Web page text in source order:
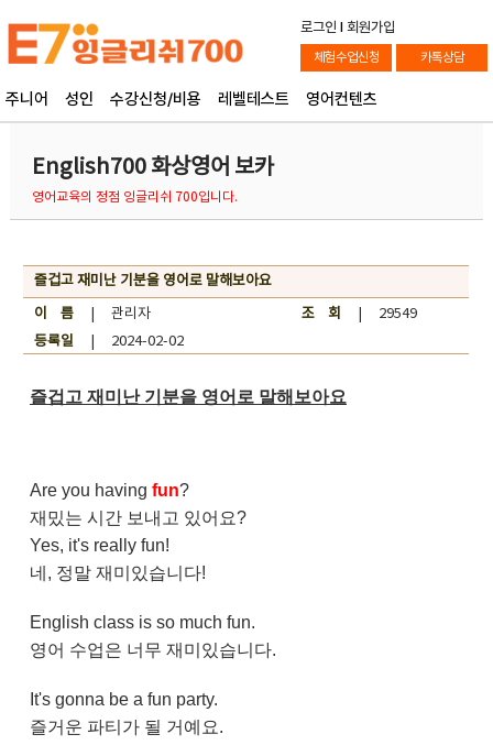
로그인 l 회원가입
체험수업신청 카톡상담
주니어 성인 수강신청/비용 레벨테스트 영어컨텐츠
English700 화상영어 보카
영어교육의 정점 잉글리쉬 700입니다.
즐겁고 재미난 기분을 영어로 말해보아요
이 름| 관리자 조 회
| 29549
등록일| 2024-02-02
즐겁고 재미난 기분을 영어로 말해보아요
Are you having fun?
재밌는 시간 보내고 있어요?
Yes, it's really fun!
네, 정말 재미있습니다!
English class is so much fun.
영어 수업은 너무 재미있습니다.
It's gonna be a fun party.
즐거운 파티가 될 거예요.